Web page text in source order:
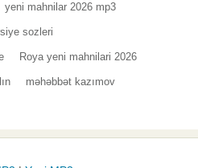
yeni mahnilar 2026 mp3
sozleri
Roya yeni mahnilari 2026
məhəbbət kazımov